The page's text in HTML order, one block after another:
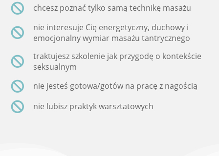
chcesz poznać tylko samą technikę masażu
nie interesuje Cię energetyczny, duchowy i
emocjonalny wymiar masażu tantrycznego
traktujesz szkolenie jak przygodę o kontekście
seksualnym
nie jesteś gotowa/gotów na pracę z nagością
nie lubisz praktyk warsztatowych